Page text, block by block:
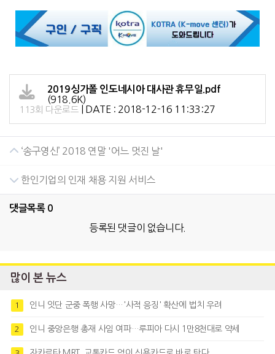
2019싱가폴 인도네시아 대사관 휴무일.pdf
(918.6K)
113회 다운로드 DATE : 2018-12-16 11:33:27
‘송구영신’ 2018 연말 '어느 멋진 날'
한인기업의 인재 채용 지원 서비스
댓글목록 0
등록된 댓글이 없습니다.
많이 본 뉴스
1 인니 잇단 군중 폭행 사망…'사적 응징' 확산에 법치 우려
2 인니 중앙은행 총재 사임 여파…루피아 다시 1만8천대로 약세